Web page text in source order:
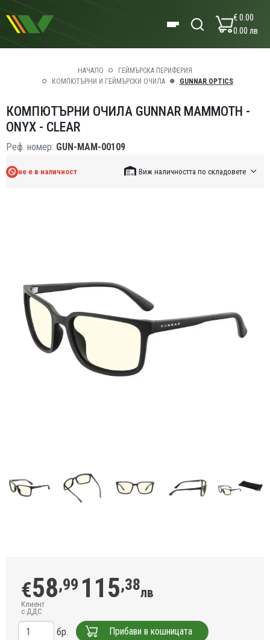
€ 0.00
0.00 лв
НАЧАЛО
ГЕЙМЪРСКА ПЕРИФЕРИЯ
КОМПЮТЪРНИ И ГЕЙМЪРСКИ ОЧИЛА
GUNNAR OPTICS
КОМПЮТЪРНИ ОЧИЛА GUNNAR MAMMOTH -
ONYX - CLEAR
Реф. номер: GUN-MAM-00109
не е в наличност Виж наличността по складовете
€58,99 115,38лв
Клиент
с ДДС
бр. Прибави в кошницата